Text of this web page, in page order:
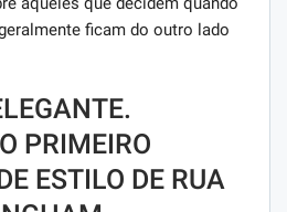
ficam do outro lado
PRIMEIRO
ESTILO DE RUA